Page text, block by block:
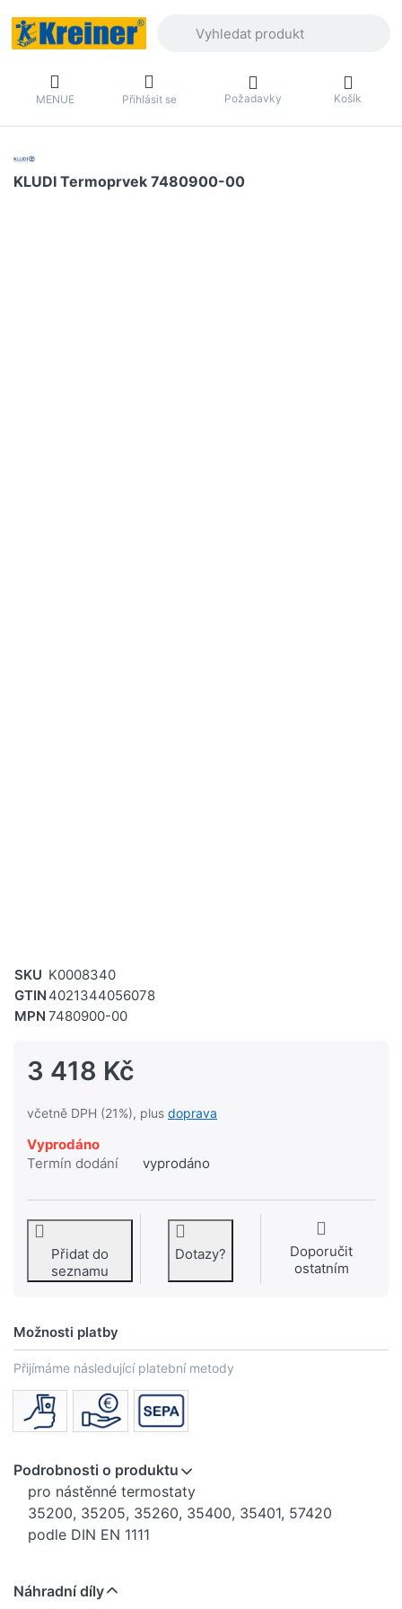
MENUE Přihlásit se Požadavky Košík
KLUDI Termoprvek 7480900-00
SKU K0008340
GTIN 4021344056078
MPN 7480900-00
3 418 Kč
včetně DPH (21%), plus doprava
Vyprodáno
Termín dodání
vyprodáno
Přidat do
seznamu
Dotazy?
Doporučit
ostatním
Možnosti platby
Přijímáme následující platební metody
Podrobnosti o produktu
pro nástěnné termostaty
35200, 35205, 35260, 35400, 35401, 57420
podle DIN EN 1111
Náhradní díly